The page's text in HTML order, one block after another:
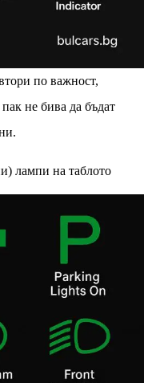
по важност,
не бива да бъдат
лампи на таблото